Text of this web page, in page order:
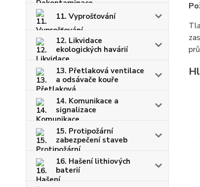
11. Vyprošťování
12. Likvidace
ekologických havárií
13. Přetlaková ventilace
a odsávače kouře
14. Komunikace a
signalizace
15. Protipožární
zabezpečení staveb
16. Hašení lithiových
baterií